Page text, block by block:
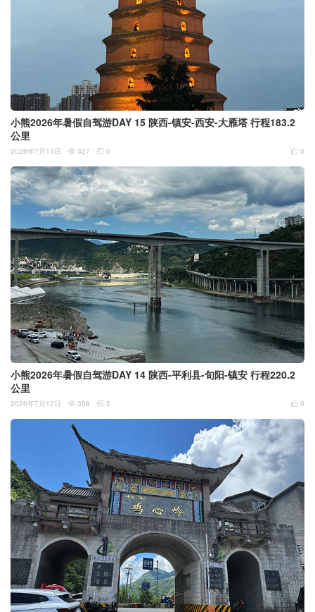
小熊2026年暑假自驾游DAY 15 陕西-镇安-西安-大雁塔 行程183.2
公里
 0
2026年7月13日  327  0
小熊2026年暑假自驾游DAY 14 陕西-平利县-旬阳-镇安 行程220.2
公里
 0
2026年7月12日  358  2